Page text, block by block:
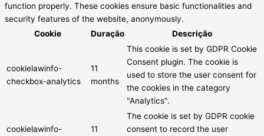
function properly. These cookies ensure basic functionalities and
security features of the website, anonymously.
Cookie
Duração Descrição
cookielawinfo-
checkbox-analytics
11
months
This cookie is set by GDPR Cookie
Consent plugin. The cookie is
used to store the user consent for
the cookies in the category
"Analytics".
cookielawinfo-
11
The cookie is set by GDPR cookie
consent to record the user